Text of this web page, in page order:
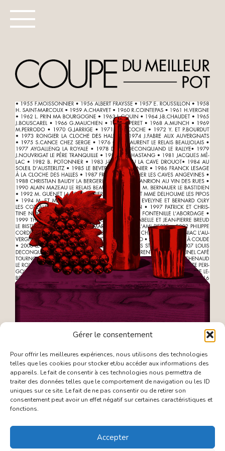
Gérer le consentement
Pour offrir les meilleures expériences, nous utilisons des technologies
telles que les cookies pour stocker et/ou accéder aux informations des
appareils. Le fait de consentir à ces technologies nous permettra de
traiter des données telles que le comportement de navigation ou les ID
uniques sur ce site. Le fait de ne pas consentir ou de retirer son
consentement peut avoir un effet négatif sur certaines caractéristiques et
fonctions.
Accepter
2010